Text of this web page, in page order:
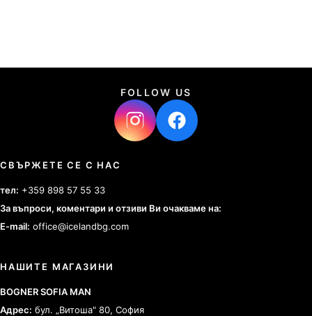
FOLLOW US
СВЪРЖЕТЕ СЕ С НАС
тел: +359 898 57 55 33
За въпроси, коментари и отзиви Ви очакваме на:
E-mail: office@icelandbg.com
НАШИТЕ МАГАЗИНИ
BOGNER SOFIA MAN
Адрес: бул. „Витоша" 80, София